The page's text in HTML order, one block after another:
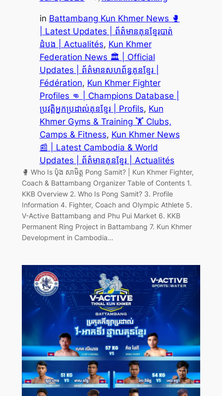
in Battambang Kun Khmer News 🥊
| Latest Updates | ព័ត៌មានគុនខ្មែរបាត់
ដំបង | Actualités, Kun Khmer
Federation News 🏛️ | Official
Updates | ព័ត៌មានសហព័ន្ធគុនខ្មែរ |
Fédération, Kun Khmer Fighter
Profiles 👊 | Champions Database |
ប្រវត្តិអ្នកប្រដាល់គុនខ្មែរ | Profils, Kun
Khmer Gyms & Training 🏋️ Clubs,
Camps & Fitness, Kun Khmer News
📰 | Latest Cambodia & World
Updates | ព័ត៌មានគុនខ្មែរ | Actualités
🥊 Who Is ប៉ុង សាមិត្ត Pong Samit? | Kun Khmer Fighter,
Coach & Battambang Organizer Table of Contents 1.
KKB Overview 2. Who Is Pong Samit? 3. Profile
Information 4. Fighter, Coach and Olympic Athlete 5.
V-Active Battambang and Phu Pui Market 6. KKB
Permanent Ring Project in Battambang 7. Kun Khmer
Development in Cambodia…